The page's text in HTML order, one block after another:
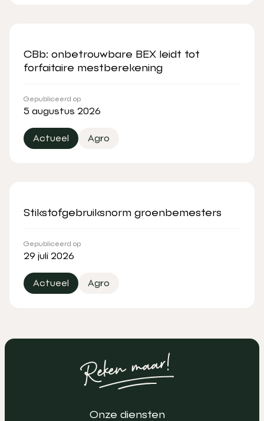
CBb: onbetrouwbare BEX leidt tot
forfaitaire mestberekening
Gepubliceerd op
5 augustus 2026
Actueel Agro
Stikstofgebruiksnorm groenbemesters
Gepubliceerd op
29 juli 2026
Actueel Agro
Onze diensten